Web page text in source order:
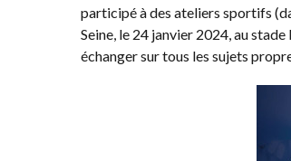
participé à des ateliers sportifs
Seine, le 24 janvier 2024, au
échanger sur tous les sujets